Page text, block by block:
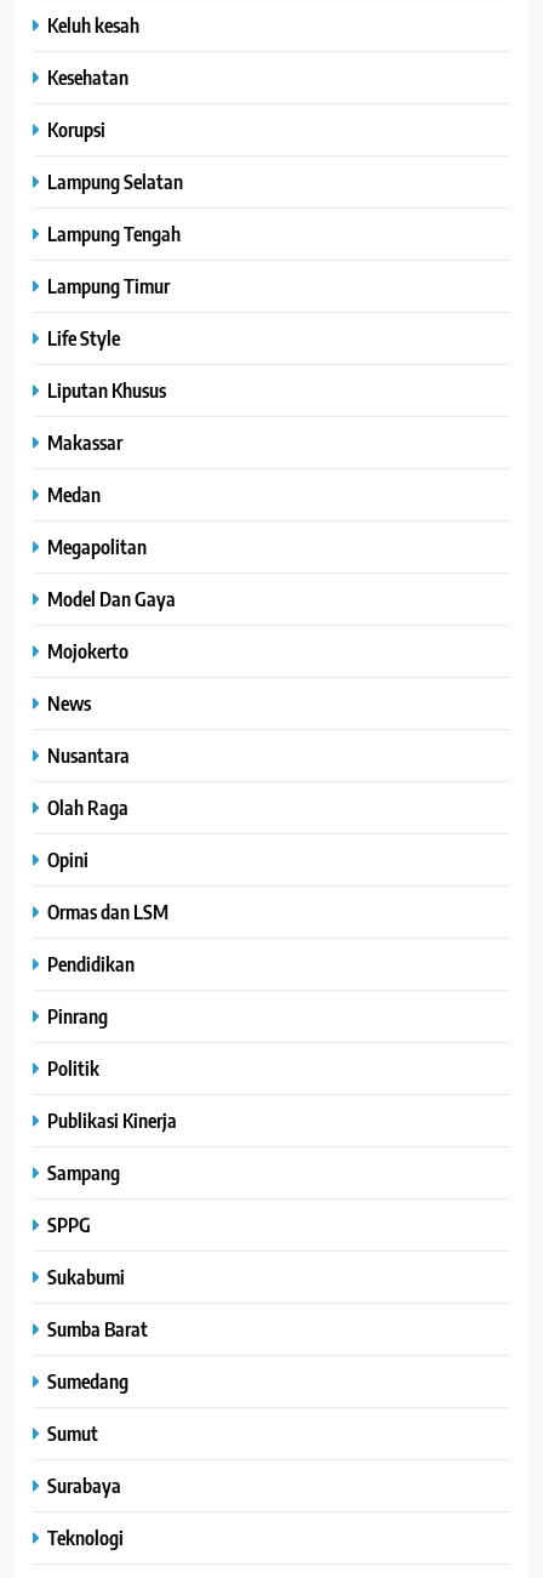
Keluh kesah
Kesehatan
Korupsi
Lampung Selatan
Lampung Tengah
Lampung Timur
Life Style
Liputan Khusus
Makassar
Medan
Megapolitan
Model Dan Gaya
Mojokerto
News
Nusantara
Olah Raga
Opini
Ormas dan LSM
Pendidikan
Pinrang
Politik
Publikasi Kinerja
Sampang
SPPG
Sukabumi
Sumba Barat
Sumedang
Sumut
Surabaya
Teknologi